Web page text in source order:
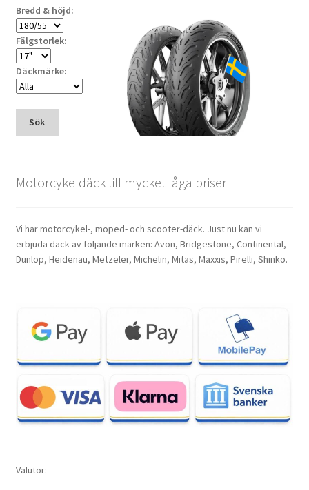
Bredd & höjd:
Fälgstorlek:
Däckmärke:
Sök
Motorcykeldäck till mycket låga priser
Vi har motorcykel-, moped- och scooter-däck. Just nu kan vi
erbjuda däck av följande märken: Avon, Bridgestone, Continental,
Dunlop, Heidenau, Metzeler, Michelin, Mitas, Maxxis, Pirelli, Shinko.
Valutor: